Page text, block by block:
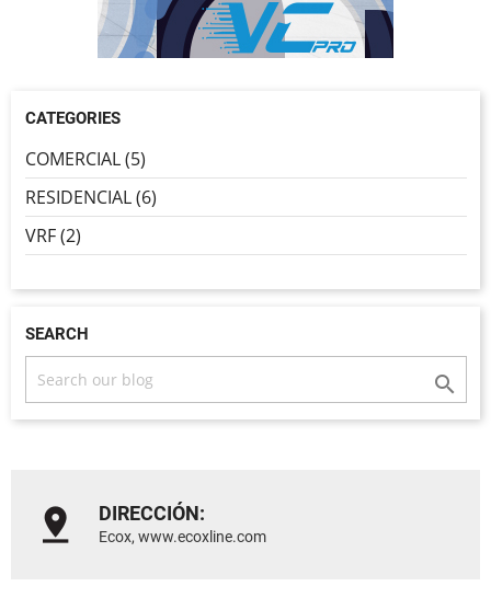
CATEGORIES
COMERCIAL (5)
RESIDENCIAL (6)
VRF (2)
SEARCH

DIRECCIÓN:
Ecox, www.ecoxline.com